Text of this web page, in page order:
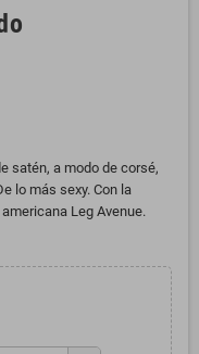
satén, a modo de corsé,
lo más sexy. Con la
Leg Avenue.